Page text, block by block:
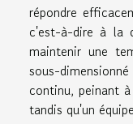
répondre
c'est-à-dire à la
maintenir une
sous-
continu, peinant
tandis qu'un